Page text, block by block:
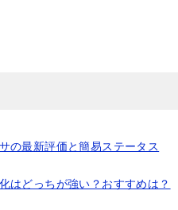
の最新評価と簡易ステータス
はどっちが強い？おすすめは？